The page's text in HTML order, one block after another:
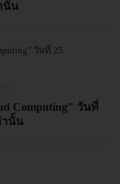
นั้น
Computing" วันที่
านั้น